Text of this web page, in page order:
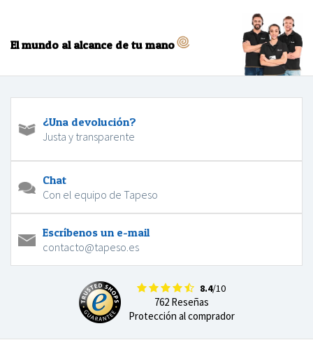
El mundo al alcance de tu mano
¿Una devolución?
Justa y transparente
Chat
Con el equipo de Tapeso
Escríbenos un e-mail
contacto@tapeso.es
8.4/10
762 Reseñas
Protección al comprador